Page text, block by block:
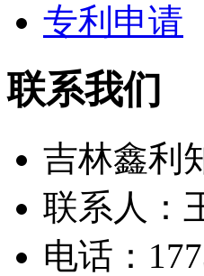
专利申请
联系我们
吉林鑫利
联系人：
电话：